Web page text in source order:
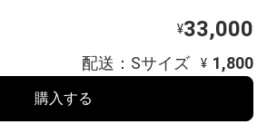
¥33,000
配送：Sサイズ ¥ 1,800
購入する